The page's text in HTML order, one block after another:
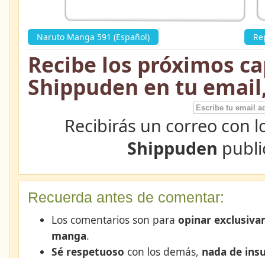
Naruto Manga 591 (Español)
Recibe los próximos
Shippuden en tu
Recibirás un correo con
Shippuden
Recuerda antes de comentar:
Los comentarios son para opinar
manga.
Sé respetuoso con los demás, nada de